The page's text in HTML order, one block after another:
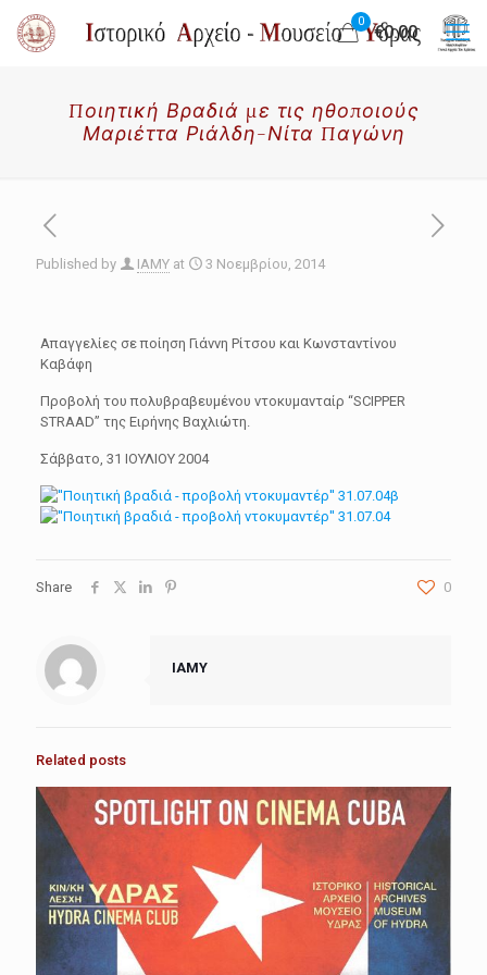
0
€0.00
Ποιητική Βραδιά με τις ηθοποιούς
Μαριέττα Ριάλδη-Νίτα Παγώνη
Published by IAMY at 3 Νοεμβρίου, 2014
Απαγγελίες σε ποίηση Γιάννη Ρίτσου και Κωνσταντίνου
Καβάφη
Προβολή του πολυβραβευμένου ντοκυμανταίρ “SCIPPER
STRAAD” της Ειρήνης Βαχλιώτη.
Σάββατο, 31 ΙΟΥΛΙΟΥ 2004
Share 0
IAMY
Related posts